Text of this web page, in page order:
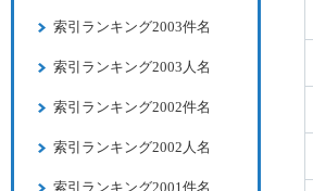
索引ランキング2003件名
索引ランキング2003人名
索引ランキング2002件名
索引ランキング2002人名
索引ランキング2001件名